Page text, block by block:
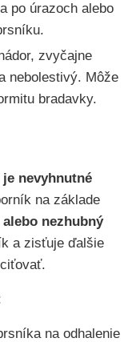
po úrazoch alebo
zvyčajne
nebolestivý. Môže
bradavky.
je nevyhnutné
na základe
nezhubný
a zisťuje ďalšie
na odhalenie